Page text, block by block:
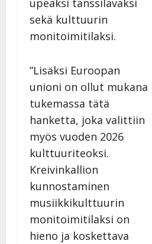
upeaksi tanssilavaksi
sekä kulttuurin
monitoimitilaksi.
”Lisäksi Euroopan
unioni on ollut mukana
tukemassa tätä
hanketta, joka valittiin
myös vuoden 2026
kulttuuriteoksi.
Kreivinkallion
kunnostaminen
musiikkikulttuurin
monitoimitilaksi on
hieno ja koskettava